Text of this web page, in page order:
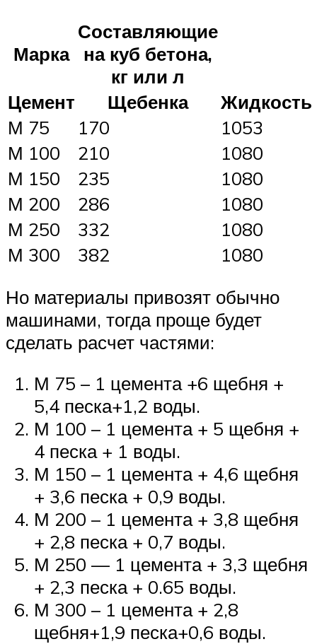
Марка
Составляющие
на куб бетона,
кг или л
Цемент
Щебенка Жидкость
М 75
170 1053
М 100
210 1080
М 150
235 1080
М 200
286 1080
М 250
332 1080
М 300
382 1080
Но материалы привозят обычно
машинами, тогда проще будет
сделать расчет частями:
М 75 – 1 цемента +6 щебня +
5,4 песка+1,2 воды.
М 100 – 1 цемента + 5 щебня +
4 песка + 1 воды.
М 150 – 1 цемента + 4,6 щебня
+ 3,6 песка + 0,9 воды.
М 200 – 1 цемента + 3,8 щебня
+ 2,8 песка + 0,7 воды.
М 250 — 1 цемента + 3,3 щебня
+ 2,3 песка + 0.65 воды.
М 300 – 1 цемента + 2,8
щебня+1,9 песка+0,6 воды.